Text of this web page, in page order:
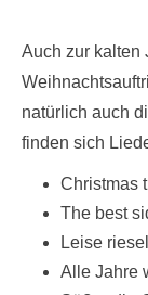
Auch zur kalten
natürlich auch
finden sich
Christmas
The best
Leise
Alle Jahre